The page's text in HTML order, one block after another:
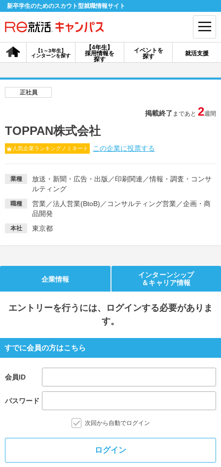
新卒学生のためのスカウト型就職情報サイト
【4年生】
採用情報を
探す
【1～3年生】
インターンを探す
イベントを
探す
就活支援
会員登録 ログイン
採用情報を探す
説明会を探す
イベントを探す スカウト お知らせ
就活ノウハウ・サポート
適職診断 就活チャンネル
就活ニュースペーパー よくある質問
正社員
掲載終了 まであと 2週間
TOPPAN株式会社
人気企業ランキングノミネート この企業に投票する
業種 放送・新聞・広告・出版 ／印刷関連 ／情報・調査・コンサ
ルティング
職種 営業／法人営業(BtoB) ／ コンサルティング営業／企画・商
品開発
本社 東京都
企業情報
インターンシップ
＆キャリア情報
エントリーを行うには、ログインする必要がありま
す。
すでに会員の方はこちら
会員ID
パスワード
次回から自動でログイン
ログイン